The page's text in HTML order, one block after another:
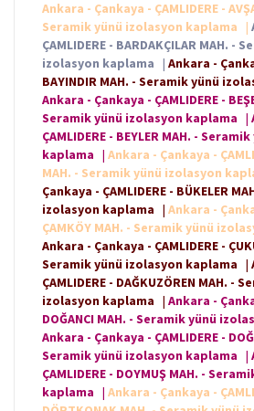
Ankara - Çankaya - ÇAMLIDERE -
Seramik yünü izolasyon kaplama
|
ÇAMLIDERE - BARDAKÇILAR MAH. -
izolasyon kaplama | Ankara -
BAYINDIR MAH. - Seramik yünü
Ankara - Çankaya - ÇAMLIDERE -
Seramik yünü izolasyon kaplama |
ÇAMLIDERE - BEYLER MAH. -
kaplama | Ankara - Çankaya -
MAH. - Seramik yünü izolasyon
Çankaya - ÇAMLIDERE - BÜKELER
izolasyon kaplama | Ankara -
ÇAMKÖY MAH. - Seramik yünü
Ankara - Çankaya - ÇAMLIDERE -
Seramik yünü izolasyon kaplama |
ÇAMLIDERE - DAĞKUZÖREN MAH. -
izolasyon kaplama | Ankara -
DOĞANCI MAH. - Seramik yünü
Ankara - Çankaya - ÇAMLIDERE -
Seramik yünü izolasyon kaplama |
ÇAMLIDERE - DOYMUŞ MAH. -
kaplama | Ankara - Çankaya -